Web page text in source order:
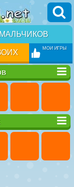
МОИ ИГРЫ